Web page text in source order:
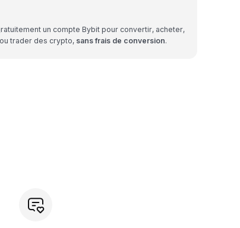
un compte Bybit pour convertir, acheter,
trader des crypto, sans frais de conversion.